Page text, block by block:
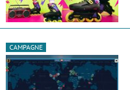
CAMPAGNE